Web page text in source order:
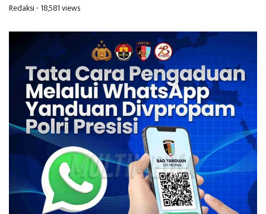
Redaksi- 18,581 views